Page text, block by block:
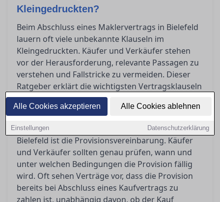
Alle Cookies akzeptieren Alle Cookies ablehnen
Einstellungen Datenschutzerklärung
Kleingedruckten?
Beim Abschluss eines Maklervertrags in Bielefeld
lauern oft viele unbekannte Klauseln im
Kleingedruckten. Käufer und Verkäufer stehen
vor der Herausforderung, relevante Passagen zu
verstehen und Fallstricke zu vermeiden. Dieser
Ratgeber erklärt die wichtigsten Vertragsklauseln
und bietet Orientierung, damit Sie in der Welt der
Immobilienverträge sicher navigieren können.
Ein zentraler Bestandteil eines Maklervertrags in
Bielefeld ist die Provisionsvereinbarung. Käufer
und Verkäufer sollten genau prüfen, wann und
unter welchen Bedingungen die Provision fällig
wird. Oft sehen Verträge vor, dass die Provision
bereits bei Abschluss eines Kaufvertrags zu
zahlen ist, unabhängig davon, ob der Kauf